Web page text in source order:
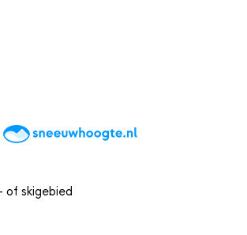
WintersportweerKaarten